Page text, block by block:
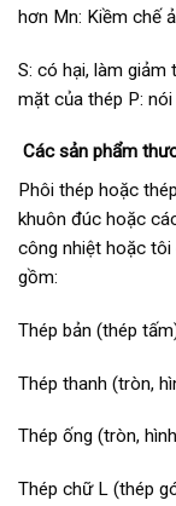
hơn Mn: Kiềm chế
S: có hại, làm giảm
mặt của thép P:
Các sản phẩm
Phôi thép hoặc
khuôn đúc hoặc
công nhiệt hoặc
gồm:
Thép bản (thép
Thép thanh (tròn,
Thép ống (tròn,
Thép chữ L (thép